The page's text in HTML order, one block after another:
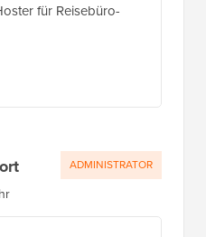
für Reisebüro-
ADMINISTRATOR